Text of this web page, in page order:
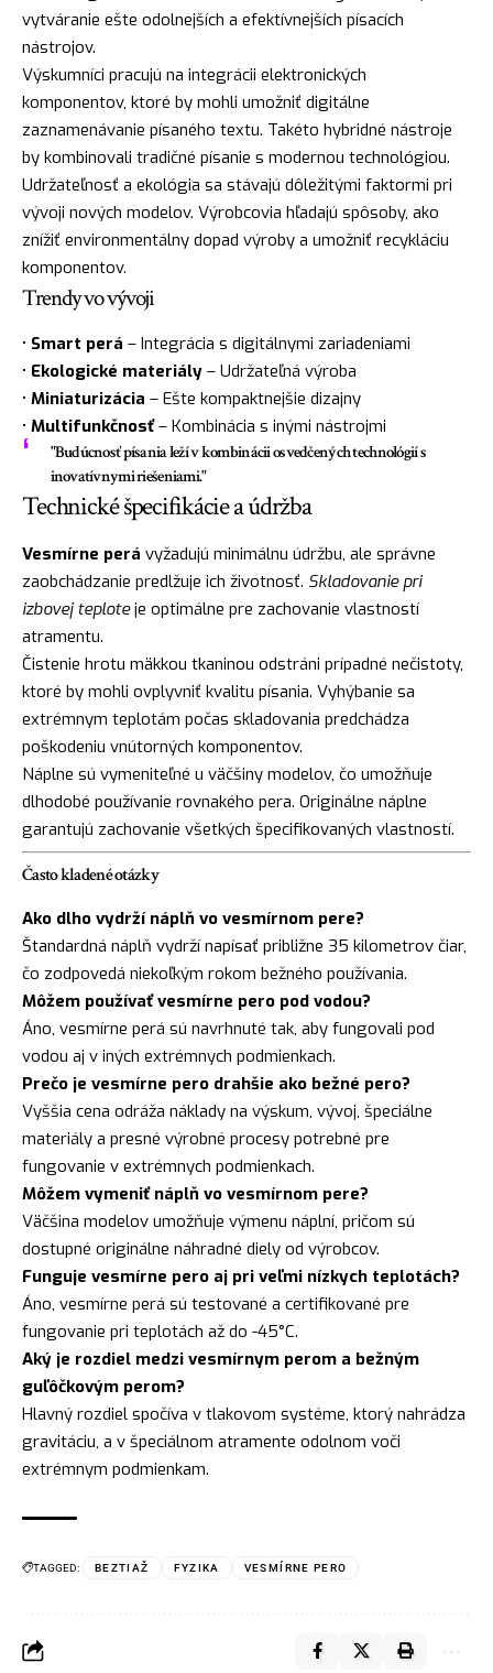
vytváranie ešte odolnejších a efektívnejších písacích
nástrojov.
Výskumníci pracujú na integrácii elektronických
komponentov, ktoré by mohli umožniť digitálne
zaznamenávanie písaného textu. Takéto hybridné nástroje
by kombinovali tradičné písanie s modernou technológiou.
Udržateľnosť a ekológia sa stávajú dôležitými faktormi pri
vývoji nových modelov. Výrobcovia hľadajú spôsoby, ako
znížiť environmentálny dopad výroby a umožniť recykláciu
komponentov.
Trendy vo vývoji
• Smart perá – Integrácia s digitálnymi zariadeniami
• Ekologické materiály – Udržateľná výroba
• Miniaturizácia – Ešte kompaktnejšie dizajny
• Multifunkčnosť– Kombinácia s inými nástrojmi
"Budúcnosť písania leží v kombinácii osvedčených technológií s
inovatívnymi riešeniami."
Technické špecifikácie a údržba
Vesmírne perá vyžadujú minimálnu údržbu, ale správne
zaobchádzanie predlžuje ich životnosť. Skladovanie pri
izbovej teploteje optimálne pre zachovanie vlastností
atramentu.
Čistenie hrotu mäkkou tkaninou odstráni prípadné nečistoty,
ktoré by mohli ovplyvniť kvalitu písania. Vyhýbanie sa
extrémnym teplotám počas skladovania predchádza
poškodeniu vnútorných komponentov.
Náplne sú vymeniteľné u väčšiny modelov, čo umožňuje
dlhodobé používanie rovnakého pera. Originálne náplne
garantujú zachovanie všetkých špecifikovaných vlastností.
Často kladené otázky
Ako dlho vydrží náplň vo vesmírnom pere?
Štandardná náplň vydrží napísať približne 35 kilometrov čiar,
čo zodpovedá niekoľkým rokom bežného používania.
Môžem používať vesmírne pero pod vodou?
Áno, vesmírne perá sú navrhnuté tak, aby fungovali pod
vodou aj v iných extrémnych podmienkach.
Prečo je vesmírne pero drahšie ako bežné pero?
Vyššia cena odráža náklady na výskum, vývoj, špeciálne
materiály a presné výrobné procesy potrebné pre
fungovanie v extrémnych podmienkach.
Môžem vymeniť náplň vo vesmírnom pere?
Väčšina modelov umožňuje výmenu náplní, pričom sú
dostupné originálne náhradné diely od výrobcov.
Funguje vesmírne pero aj pri veľmi nízkych teplotách?
Áno, vesmírne perá sú testované a certifikované pre
fungovanie pri teplotách až do -45°C.
Aký je rozdiel medzi vesmírnym perom a bežným
guľôčkovým perom?
Hlavný rozdiel spočíva v tlakovom systéme, ktorý nahrádza
gravitáciu, a v špeciálnom atramente odolnom voči
extrémnym podmienkam.
TAGGED: BEZTIAŽ FYZIKA VESMÍRNE PERO